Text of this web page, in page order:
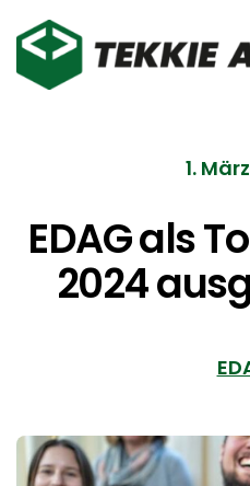
Inhalt
springen
Förderer
1.
EDAG als
2024